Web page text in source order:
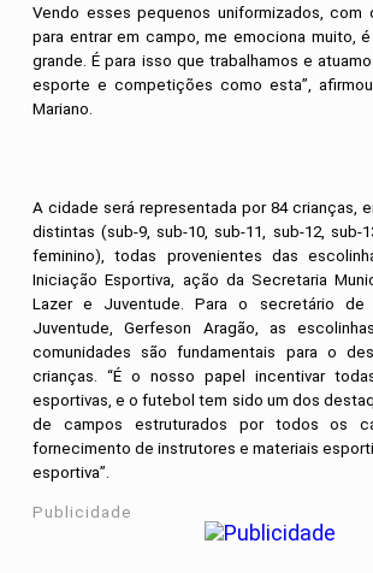
Vendo esses pequenos uniformizados, com
para entrar em campo, me emociona muito,
grande. É para isso que trabalhamos e
esporte e competições como esta”,
Mariano.
A cidade será representada por 84 crianças,
distintas (sub-9, sub-10, sub-11, sub-12, sub-
feminino), todas provenientes das
Iniciação Esportiva, ação da Secretaria
Lazer e Juventude.Para o secretário de
Juventude, Gerfeson Aragão, as
comunidades são fundamentais para o
crianças. “É o nosso papel incentivar
esportivas, e o futebol tem sido um dos
de campos estruturados por todos os
fornecimento de instrutores e materiais
esportiva”.
Publicidade